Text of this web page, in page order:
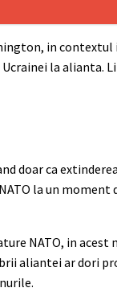
in
la alianta.
doar ca
la un
NATO, in
aliantei ar dori